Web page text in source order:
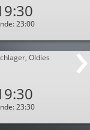
23:00
Oldies
23:30